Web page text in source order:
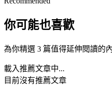
你可能也喜歡
為你精選 3 篇值得延伸閱讀的
載入推薦文章中...
目前沒有推薦文章